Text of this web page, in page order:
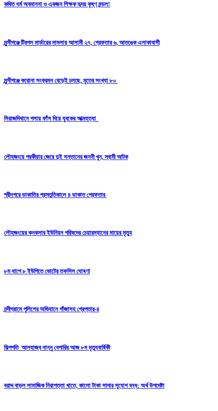
কথিত ধর্ম অবমাননা ও একজন শিক্ষক হৃদয় কৃষ্ণ মন্ডল!
মুন্সীগঞ্জে ট্রিপল মার্ডারের মামলায় আসামী ২৭, গ্রেফতার ৬, আতঙ্কে এলাকাবাসী
মুন্সীগঞ্জে করোনা সংক্রমন বেড়েই চলছে, মৃতের সংখ্যা ৮০
সিরাজদিখানে গলায় ফাঁস দিয়ে যুবকের আত্মহত্যা
লৌহজংয়ে পরকীয়ার জেরে দুই সন্তানের জননী খুন, স্বামী আটক
শ্রীনগরে ডাকাতির প্রস্তুতিকালে ৪ ডাকাত গ্রেফতার
লৌহজংয়ের কনকসার ইউনিয়ন পরিষদের চেয়ারম্যানের মায়ের মৃত্যু
৮ম ধাপে ৮ ইউপিতে ভোটের তফসিল ঘোষণা
নন্দীগ্রামে পুলিশের অভিযানে গাঁজাসহ গ্রেপ্তার-৪
শিল্পপতি আলহাজ্ব নান্নু বেপারির আজ ৮ম মৃত্যুবার্ষিকী
বরাদ্দ বাড়ল সামাজিক নিরাপত্তা খাতে, কালো টাকা সাদার সুযোগ বন্ধ: অর্থ উপদেষ্টা